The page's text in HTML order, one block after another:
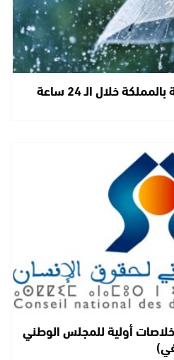
مقاييس الأمطار المسجلة بالمملكة خلال الـ 24 ساعة
أولية للمجلس الوطني